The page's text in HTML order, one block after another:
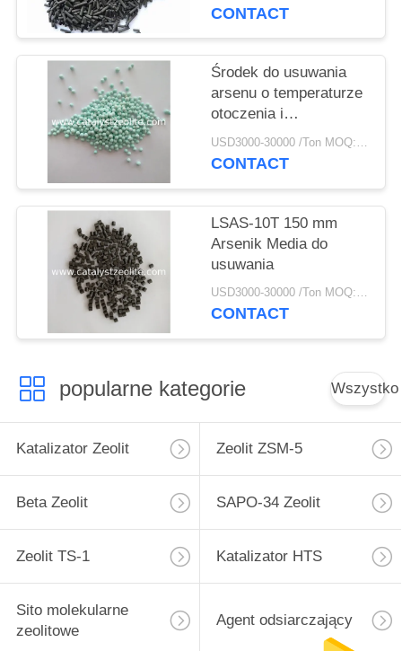
CONTACT
Środek do usuwania
arsenu o temperaturze
otoczenia i
temperaturze otoczenia
3 mm LSAS-A
USD3000-30000 /Ton MOQ:1 KG
CONTACT
LSAS-10T 150 mm
Arsenik Media do
usuwania
USD3000-30000 /Ton MOQ:1 KG
CONTACT
popularne kategorie Wszystko
Katalizator Zeolit Zeolit ​​ZSM-5
Beta Zeolit SAPO-34 Zeolit
Zeolit ​​TS-1 Katalizator HTS
Sito molekularne
zeolitowe
Agent odsiarczający